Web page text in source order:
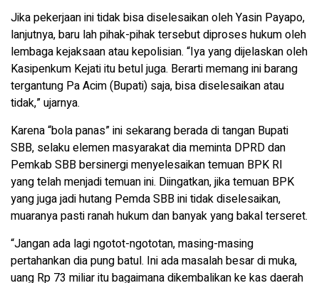
Jika pekerjaan ini tidak bisa diselesaikan oleh Yasin Payapo,
lanjutnya, baru lah pihak-pihak tersebut diproses hukum oleh
lembaga kejaksaan atau kepolisian. “Iya yang dijelaskan oleh
Kasipenkum Kejati itu betul juga. Berarti memang ini barang
tergantung Pa Acim (Bupati) saja, bisa diselesaikan atau
tidak,” ujarnya.
Karena “bola panas” ini sekarang berada di tangan Bupati
SBB, selaku elemen masyarakat dia meminta DPRD dan
Pemkab SBB bersinergi menyelesaikan temuan BPK RI
yang telah menjadi temuan ini. Diingatkan, jika temuan BPK
yang juga jadi hutang Pemda SBB ini tidak diselesaikan,
muaranya pasti ranah hukum dan banyak yang bakal terseret.
“Jangan ada lagi ngotot-ngototan, masing-masing
pertahankan dia pung batul. Ini ada masalah besar di muka,
uang Rp 73 miliar itu bagaimana dikembalikan ke kas daerah